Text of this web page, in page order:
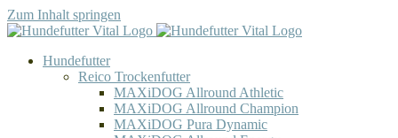
Zum Inhalt springen
Hundefutter
Reico Trockenfutter
MAXiDOG Allround Athletic
MAXiDOG Allround Champion
MAXiDOG Pura Dynamic